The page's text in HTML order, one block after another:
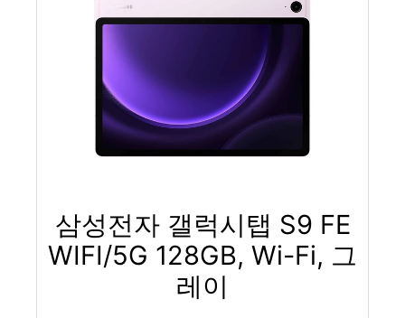
삼성전자 갤럭시탭 S9 FE
WIFI/5G 128GB, Wi-Fi, 그
레이